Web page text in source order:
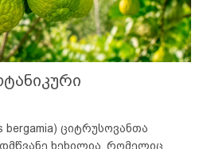
ციტრუსოვანთა
ხეხილია, რომელიც